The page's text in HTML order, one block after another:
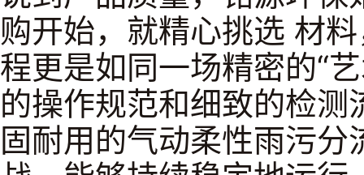
购开始，就精心挑选 材
程更是如同一场精密的“
的操作规范和细致的检
固耐用的气动柔性雨污